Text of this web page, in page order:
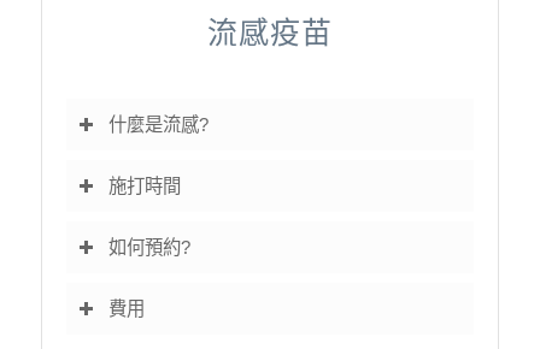
流感疫苗
什麼是流感?
施打時間
如何預約?
費用